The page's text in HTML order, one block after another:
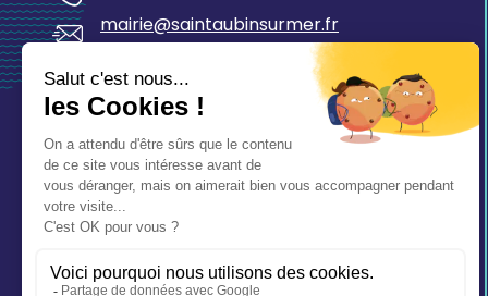
mairie@saintaubinsurmer.fr